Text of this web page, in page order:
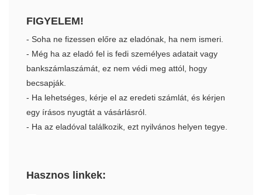
FIGYELEM!
- Soha ne fizessen előre az eladónak, ha nem ismeri.
- Még ha az eladó fel is fedi személyes adatait vagy
bankszámlaszámát, ez nem védi meg attól, hogy
becsapják.
- Ha lehetséges, kérje el az eredeti számlát, és kérjen
egy írásos nyugtát a vásárlásról.
- Ha az eladóval találkozik, ezt nyilvános helyen tegye.
Hasznos linkek: